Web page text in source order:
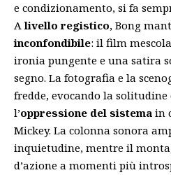
e condizionamento, si fa
Alivello registico, Bong
inconfondibile: il film
ironia pungente e una satira
segno. La fotografia e la
fredde, evocando la solitudine
l’oppressione del sistema in
Mickey. La colonna sonora
inquietudine, mentre il
d’azione a momenti più